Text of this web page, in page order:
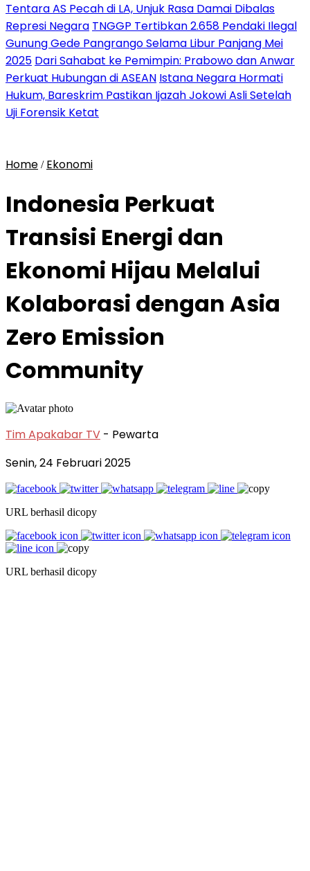
Tentara AS Pecah di LA, Unjuk Rasa Damai Dibalas
Represi Negara TNGGP Tertibkan 2.658 Pendaki Ilegal
Gunung Gede Pangrango Selama Libur Panjang Mei
2025 Dari Sahabat ke Pemimpin: Prabowo dan Anwar
Perkuat Hubungan di ASEAN Istana Negara Hormati
Hukum, Bareskrim Pastikan Ijazah Jokowi Asli Setelah
Uji Forensik Ketat
Home / Ekonomi
Indonesia Perkuat
Transisi Energi dan
Ekonomi Hijau Melalui
Kolaborasi dengan Asia
Zero Emission
Community
Tim Apakabar TV - Pewarta
Senin, 24 Februari 2025
URL berhasil dicopy
URL berhasil dicopy